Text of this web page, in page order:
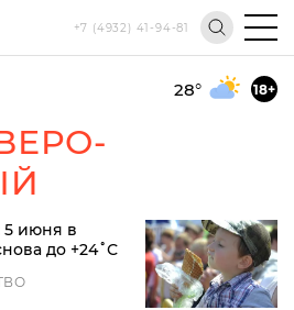
+7 (4932) 41-94-81
28° 18+
5 июня в
до +24˚С